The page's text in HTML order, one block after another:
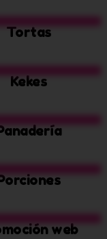
Tortas
Kekes
web